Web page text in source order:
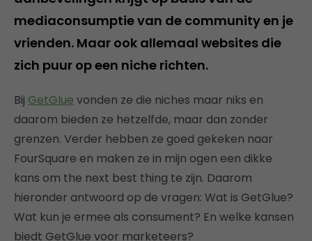
mediaconsumptie van de community en je
vrienden. Maar ook allemaal websites die
zich puur op een niche richten.
Bij GetGlue vonden ze die niches maar niks en
daarom bieden ze hetzelfde, maar dan zonder
grenzen. Verder hebben ze goed gekeken naar
FourSquare en maken ze in mijn ogen een dikke
kans om the next best thing te zijn. Daarom
hieronder antwoord op de vragen: Wat is GetGlue?
Wat kun je ermee als consument? En welke kansen
biedt GetGlue voor marketeers?